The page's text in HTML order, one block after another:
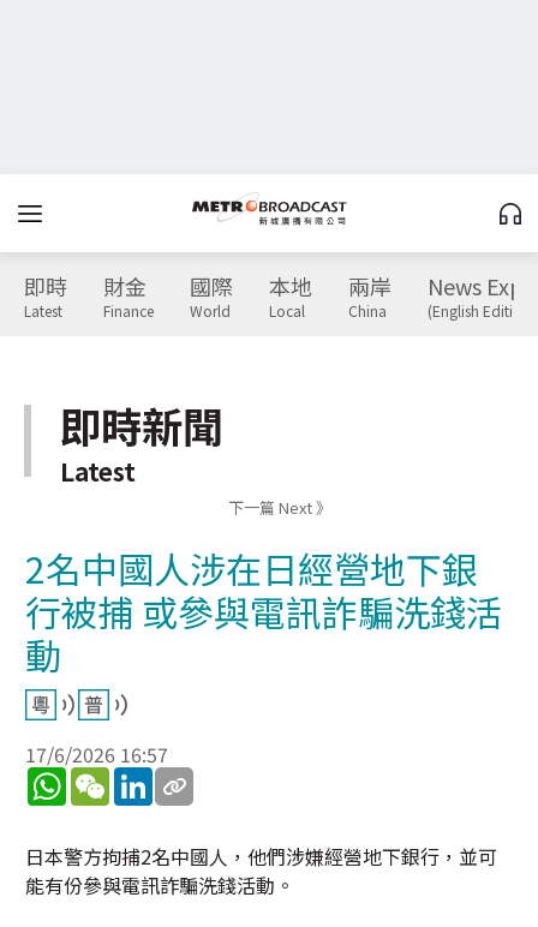
即時
Latest
財金
Finance
國際
World
本地
Local
兩岸
China
News
(English Edition)
即時新聞
Latest
下一篇 Next 》
2名中國人涉在日經營地下銀
行被捕 或參與電訊詐騙洗錢活
動
17/6/2026 16:57
WhatsApp
WeChatLinkedIn
日本警方拘捕2名中國人，他們涉嫌經營地下銀行，並可
能有份參與電訊詐騙洗錢活動。